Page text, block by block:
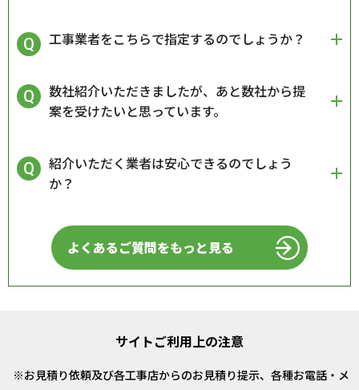
工事業者をこちらで指定するのでしょうか？
数社紹介いただきましたが、あと数社から提
案を受けたいと思っています。
紹介いただく業者は安心できるのでしょう
か？
よくあるご質問をもっと見る
サイトご利用上の注意
お見積り依頼及び各工事店からのお見積り提示、各種お電話・メ